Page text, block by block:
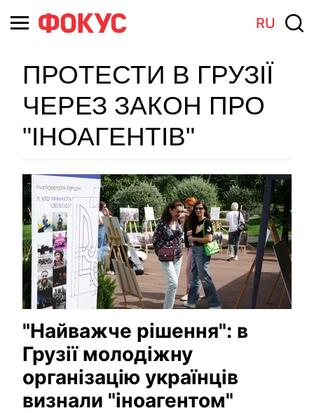
RU
ПРОТЕСТИ В ГРУЗІЇ
ЧЕРЕЗ ЗАКОН ПРО
"ІНОАГЕНТІВ"
"Найважче рішення": в
Грузії молодіжну
організацію українців
визнали "іноагентом"